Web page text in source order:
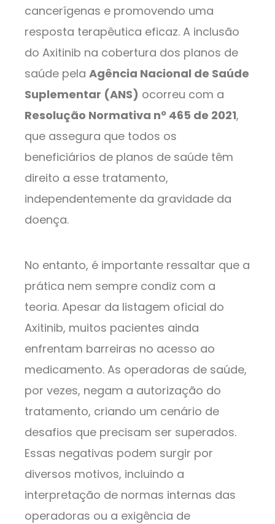
cancerígenas e promovendo uma
resposta terapêutica eficaz. A inclusão
do Axitinib na cobertura dos planos de
saúde pela Agência Nacional de Saúde
Suplementar (ANS) ocorreu com a
Resolução Normativa nº 465 de 2021,
que assegura que todos os
beneficiários de planos de saúde têm
direito a esse tratamento,
independentemente da gravidade da
doença.
No entanto, é importante ressaltar que a
prática nem sempre condiz com a
teoria. Apesar da listagem oficial do
Axitinib, muitos pacientes ainda
enfrentam barreiras no acesso ao
medicamento. As operadoras de saúde,
por vezes, negam a autorização do
tratamento, criando um cenário de
desafios que precisam ser superados.
Essas negativas podem surgir por
diversos motivos, incluindo a
interpretação de normas internas das
operadoras ou a exigência de